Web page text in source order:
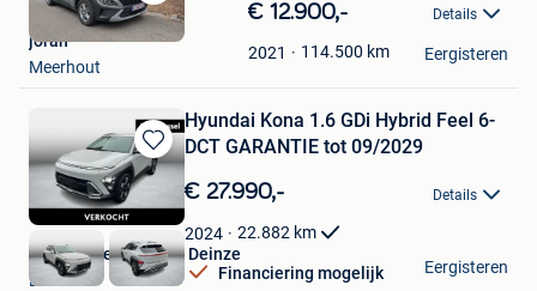
Bewaren
in
€ 12.900,- Details
2021 114.500 km
joran
Meerhout
Eergisteren
Bewaren
in
Mijn
Favorieten
Hyundai Kona 1.6 GDi Hybrid Feel 6-
DCT GARANTIE tot 09/2029
€ 27.990,- Details
2024 22.882 km
Financiering mogelijk
Van Mossel Hyundai Deinze
Deinze
Eergisteren